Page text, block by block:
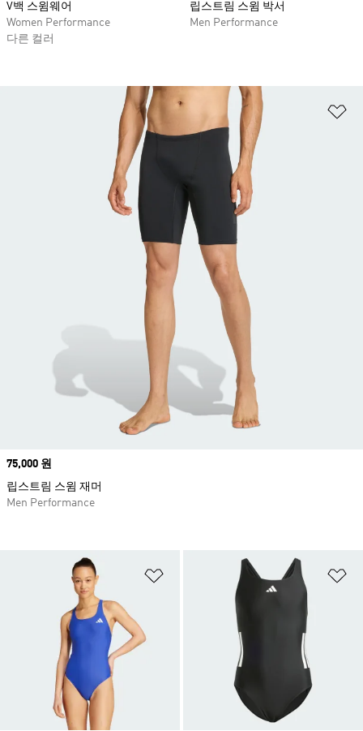
V백 스윔웨어
Women Performance
다른 컬러
립스트림 스윔 박서
Men Performance
위시리스트 담기
Price
75,000 원
립스트림 스윔 재머
Men Performance